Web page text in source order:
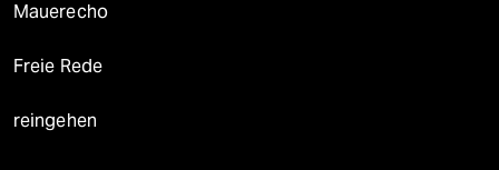
Mauerecho
Freie Rede
reingehen